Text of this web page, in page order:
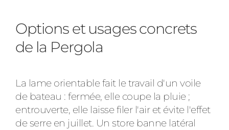
Options et usages concrets
de la Pergola
La lame orientable fait le travail d'un voile
de bateau : fermée, elle coupe la pluie ;
entrouverte, elle laisse filer l'air et évite l'effet
de serre en juillet. Un store banne latéral